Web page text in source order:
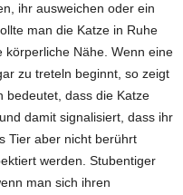
ihr ausweichen oder ein
man die Katze in Ruhe
körperliche Nähe. Wenn eine
zu treteln beginnt, so zeigt
bedeutet, dass die Katze
damit signalisiert, dass ihr
Tier aber nicht berührt
werden. Stubentiger
man sich ihren